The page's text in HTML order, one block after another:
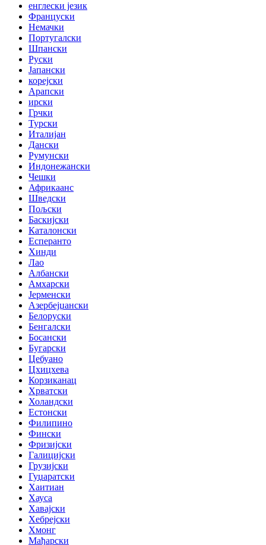
енглески језик
Француски
Немачки
Португалски
Шпански
Руски
Јапански
корејски
Арапски
ирски
Грчки
Турски
Италијан
Дански
Румунски
Индонежански
Чешки
Африкаанс
Шведски
Пољски
Баскијски
Каталонски
Есперанто
Хинди
Лао
Албански
Амхарски
Јерменски
Азербејџански
Белоруски
Бенгалски
Босански
Бугарски
Цебуано
Цхицхева
Корзиканац
Хрватски
Холандски
Естонски
Филипино
Фински
Фризијски
Галицијски
Грузијски
Гуџаратски
Хаитиан
Хауса
Хавајски
Хебрејски
Хмонг
Мађарски